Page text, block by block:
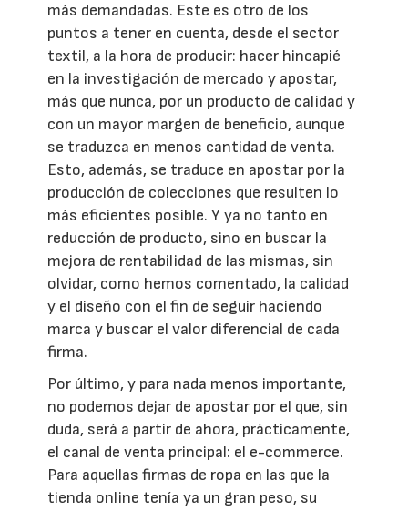
más demandadas. Este es otro de los
puntos a tener en cuenta, desde el sector
textil, a la hora de producir: hacer hincapié
en la investigación de mercado y apostar,
más que nunca, por un producto de calidad y
con un mayor margen de beneficio, aunque
se traduzca en menos cantidad de venta.
Esto, además, se traduce en apostar por la
producción de colecciones que resulten lo
más eficientes posible. Y ya no tanto en
reducción de producto, sino en buscar la
mejora de rentabilidad de las mismas, sin
olvidar, como hemos comentado, la calidad
y el diseño con el fin de seguir haciendo
marca y buscar el valor diferencial de cada
firma.
Por último, y para nada menos importante,
no podemos dejar de apostar por el que, sin
duda, será a partir de ahora, prácticamente,
el canal de venta principal: el e-commerce.
Para aquellas firmas de ropa en las que la
tienda online tenía ya un gran peso, su